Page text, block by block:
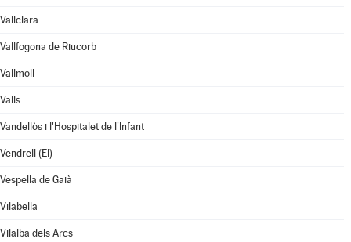
Vallclara
Vallfogona de Riucorb
Vallmoll
Valls
Vandellòs i l'Hospitalet de l'Infant
Vendrell (El)
Vespella de Gaià
Vilabella
Vilalba dels Arcs